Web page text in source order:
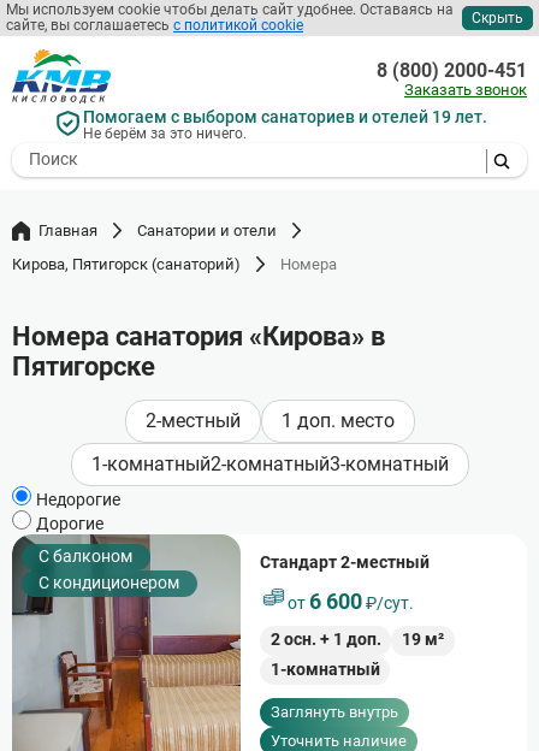
Мы используем cookie чтобы делать сайт удобнее. Оставаясь на
сайте, вы соглашаетесь с политикой cookie Скрыть
Перейти
основному
содержаниюПомогаем с выбором санаториев и отелей 19 лет.
Не берём за это ничего.
- I agree to the processing of my
8 (800) 2000-451
Заказать звонок
Главная
Санатории и отели
Кирова, Пятигорск (санаторий)
Номера
Номера санатория «Кирова» в
Пятигорске
2-местный
1 доп. место
1-комнатный2-комнатный3-комнатный
Недорогие
Дорогие
C балконом
С кондиционером
Стандарт 2-местный
от6 600₽/сут.
2осн. + 1 доп. 19м²
1-комнатный
Заглянуть внутрь
Уточнить наличие